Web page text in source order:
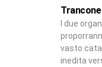
I due
vasto
inedita